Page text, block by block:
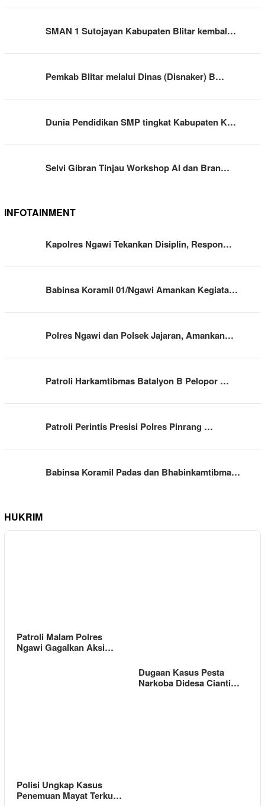
SMAN 1 Sutojayan Kabupaten Blitar kembal…
Pemkab Blitar melalui Dinas (Disnaker) B…
Dunia Pendidikan SMP tingkat Kabupaten K…
Selvi Gibran Tinjau Workshop AI dan Bran…
INFOTAINMENT
Kapolres Ngawi Tekankan Disiplin, Respon…
Babinsa Koramil 01/Ngawi Amankan Kegiata…
Polres Ngawi dan Polsek Jajaran, Amankan…
Patroli Harkamtibmas Batalyon B Pelopor …
Patroli Perintis Presisi Polres Pinrang …
Babinsa Koramil Padas dan Bhabinkamtibma…
HUKRIM
Patroli Malam Polres
Ngawi Gagalkan Aksi…
Dugaan Kasus Pesta
Narkoba Didesa Cianti…
Polisi Ungkap Kasus
Penemuan Mayat Terku…